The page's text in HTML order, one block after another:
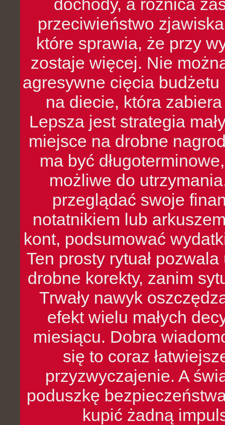
dochody, a różnica
przeciwieństwo
które sprawia, że przy
zostaje więcej. Nie
agresywne cięcia
na diecie, która
Lepsza jest strategia
miejsce na drobne
ma być
możliwe do
przeglądać swoje
notatnikiem lub
kont, podsumować
Ten prosty rytuał
drobne korekty, zanim
Trwały nawyk
efekt wielu małych
miesiącu. Dobra
się to coraz
przyzwyczajenie. A
poduszkę
kupić żadną